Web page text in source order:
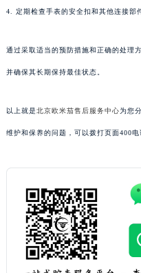
4. 定期检查手表的安全扣和其他连接部
通过采取适当的预防措施和正确的处理
并确保其长期保持最佳状态。
以上就是北京欧米茄售后服务中心为您
维护和保养的问题，可以拨打页面400